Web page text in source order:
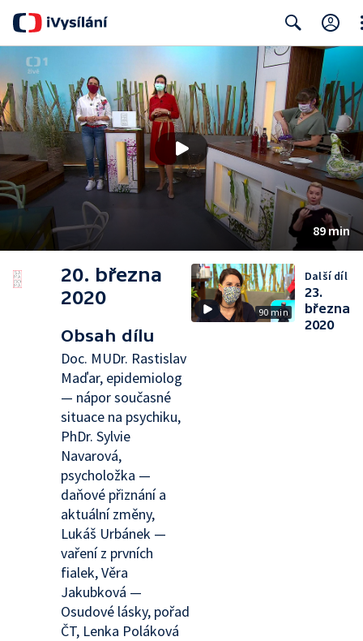
Search
89 min
20. března
2020
Obsah dílu
Doc. MUDr. Rastislav
Maďar, epidemiolog
— nápor současné
situace na psychiku,
PhDr. Sylvie
Navarová,
psycholožka —
daňové přiznání a
aktuální změny,
Lukáš Urbánek —
vaření z prvních
fialek, Věra
Jakubková —
Osudové lásky, pořad
ČT, Lenka Poláková
90 min
Další díl
23.
března
2020